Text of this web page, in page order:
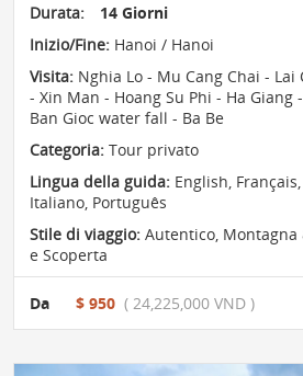
Durata:
14 Giorni
Inizio/Fine: Hanoi / Hanoi
Visita: Nghia Lo - Mu Cang Chai - Lai
- Xin Man - Hoang Su Phi - Ha Giang
Ban Gioc water fall - Ba Be
Categoria: Tour privato
Lingua della guida: English,
Italiano, Português
Stile di viaggio: Autentico, Montagna
e Scoperta
Da $ 950 ( 24,225,000 VND )